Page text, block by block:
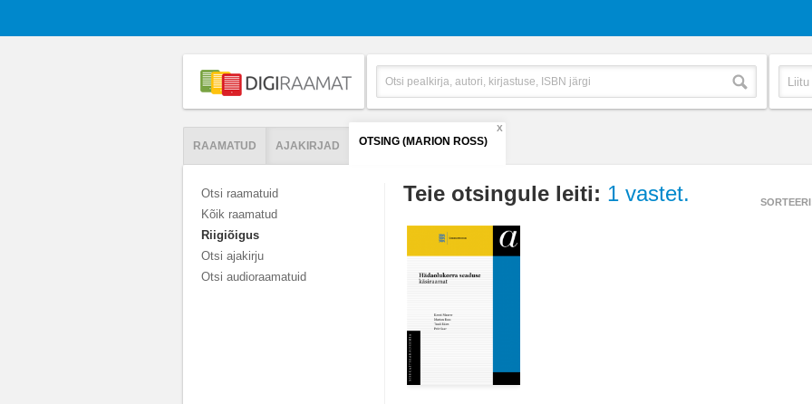
RAAMATUD AJAKIRJAD OTSING (MARION ROSS)
X
Otsi raamatuid
Kõik raamatud
Riigiõigus
Otsi ajakirju
Otsi audioraamatuid
Teie otsingule leiti: 1 vastet.